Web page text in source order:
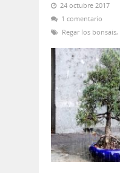
24 octubre 2017
1 comentario
Regar los bonsáis,